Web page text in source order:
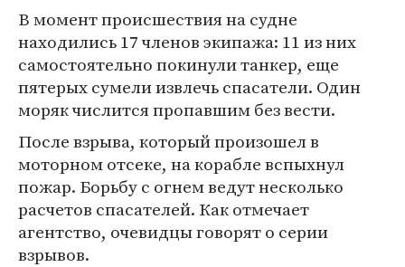
В момент происшествия на судне
находились 17 членов экипажа: 11 из них
самостоятельно покинули танкер, еще
пятерых сумели извлечь спасатели. Один
моряк числится пропавшим без вести.
После взрыва, который произошел в
моторном отсеке, на корабле вспыхнул
пожар. Борьбу с огнем ведут несколько
расчетов спасателей. Как отмечает
агентство, очевидцы говорят о серии
взрывов.